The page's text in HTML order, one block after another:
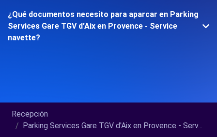
¿Qué documentos necesito para aparcar en Parking
Services Gare TGV d'Aix en Provence - Service
navette?
Recepción
Parking Services Gare TGV d'Aix en Provence - Serv...